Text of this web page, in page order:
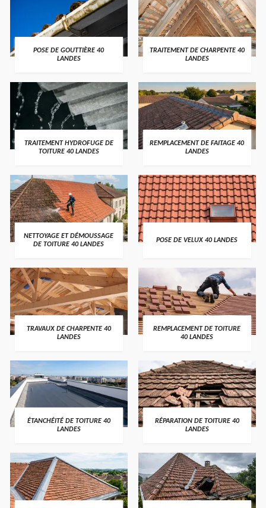
POSE DE GOUTTIÈRE 40
LANDES
TRAITEMENT DE CHARPENTE 40
LANDES
TRAITEMENT HYDROFUGE DE
TOITURE 40 LANDES
REMPLACEMENT DE FAITAGE 40
LANDES
NETTOYAGE ET DÉMOUSSAGE
DE TOITURE 40 LANDES
POSE DE VELUX 40 LANDES
TRAVAUX DE CHARPENTE 40
LANDES
REMPLACEMENT DE TOITURE
40 LANDES
ÉTANCHÉITÉ DE TOITURE 40
LANDES
RÉPARATION DE TOITURE 40
LANDES